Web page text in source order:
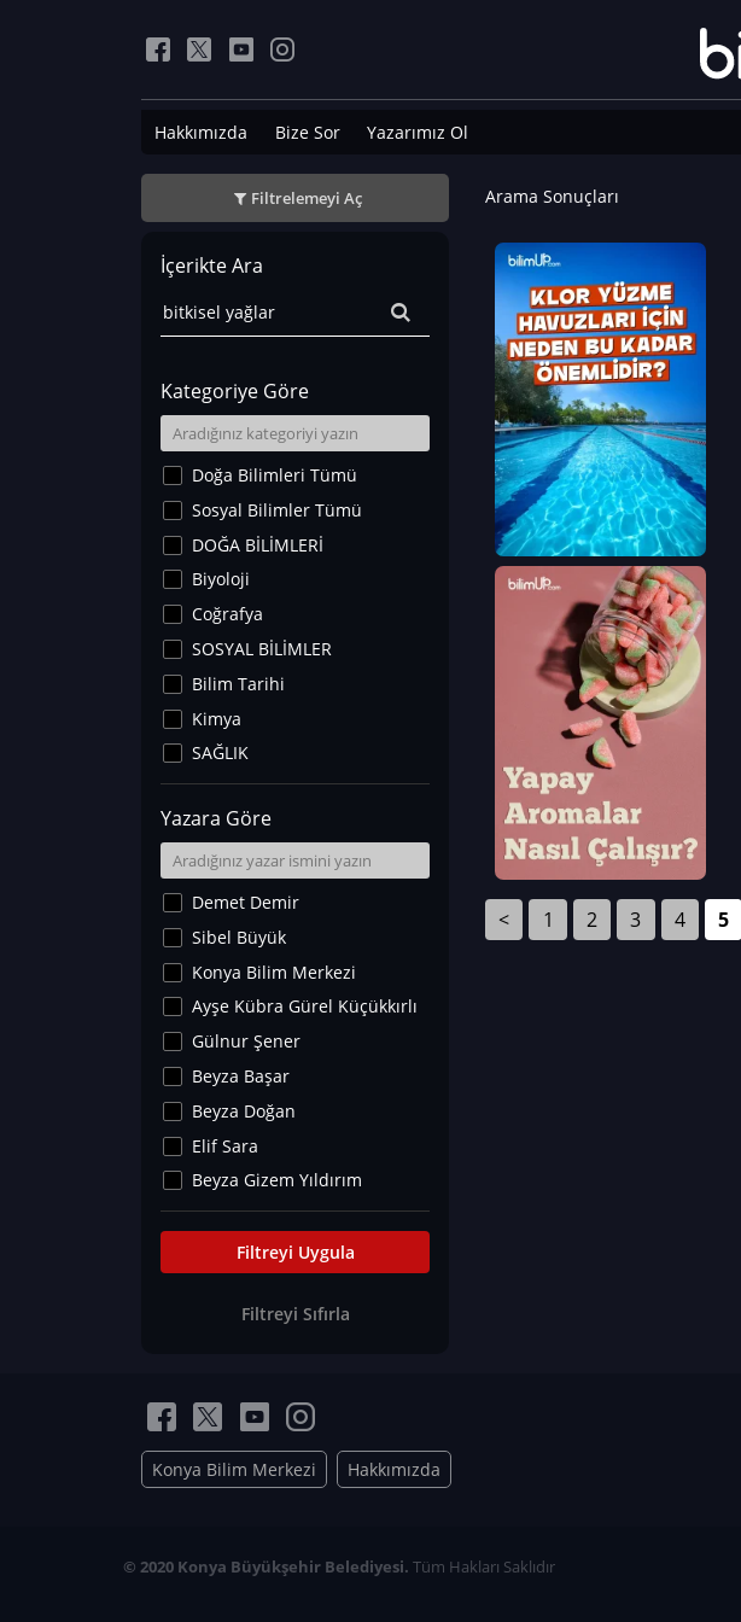
Hakkımızda Bize Sor Yazarımız Ol
Filtrelemeyi Aç
İçerikte Ara
Kategoriye Göre
Doğa Bilimleri Tümü
Sosyal Bilimler Tümü
DOĞA BİLİMLERİ
Biyoloji
Coğrafya
SOSYAL BİLİMLER
Bilim Tarihi
Kimya
SAĞLIK
Sanat Tarihi
Fizik
Yer Bilimleri
Astronomi ve Uzay
Noroloji
Matematik
Teknoloji
İklim Değişikliği
Arkeoloji
Kültür&Sanat
Yaşam Tavsiyeleri
Merakoloji
Eğitim Bilimleri
Yazara Göre
Demet Demir
Sibel Büyük
Konya Bilim Merkezi
Ayşe Kübra Gürel Küçükkırlı
Gülnur Şener
Beyza Başar
Beyza Doğan
Elif Sara
Beyza Gizem Yıldırım
İlknur İyigökler
Büşra Elif Kıvrak
Can TORUN
Elif Sara
Ayşe Edanur Başer
Gözde Düriye Alkan
Ceren Eda Erol
Filtreyi Uygula
Filtreyi Sıfırla
Arama Sonuçları
< 1 2 3 4 5
Konya Bilim Merkezi Hakkımızda
© 2020 Konya Büyükşehir Belediyesi. Tüm Hakları Saklıdır